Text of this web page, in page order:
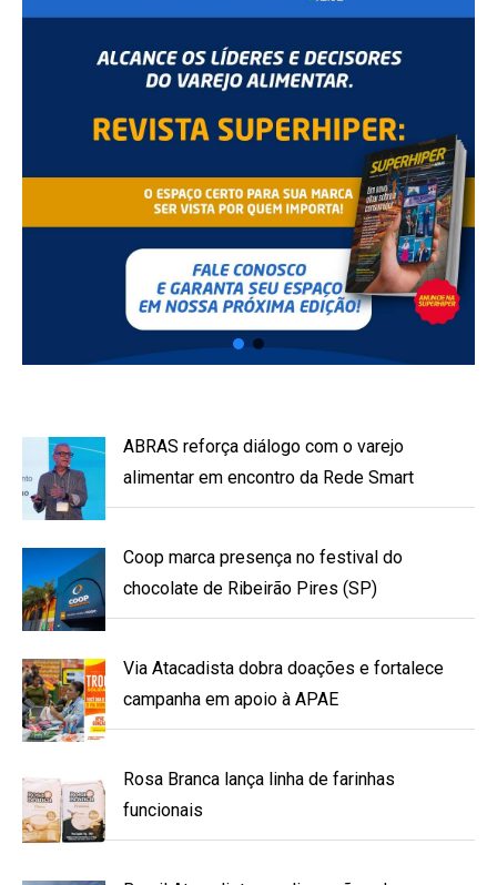
ABRAS reforça diálogo com o varejo
alimentar em encontro da Rede Smart
Coop marca presença no festival do
chocolate de Ribeirão Pires (SP)
Via Atacadista dobra doações e fortalece
campanha em apoio à APAE
Rosa Branca lança linha de farinhas
funcionais